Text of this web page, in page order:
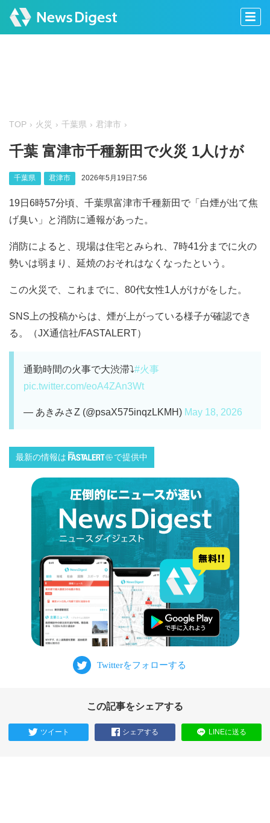
TOP 火災 千葉県 君津市
千葉 富津市千種新田で火災 1人けが
千葉県 君津市 2026年5月19日7:56
19日6時57分頃、千葉県富津市千種新田で「白煙が出て焦
げ臭い」と消防に通報があった。
消防によると、現場は住宅とみられ、7時41分までに火の
勢いは弱まり、延焼のおそれはなくなったという。
この火災で、これまでに、80代女性1人がけがをした。
SNS上の投稿からは、煙が上がっている様子が確認でき
る。（JX通信社/FASTALERT）
通勤時間の火事で大渋滞⤵#火事
pic.twitter.com/eoA4ZAn3Wt
— あきみさZ (@psaX575inqzLKMH) May 18, 2026
最新の情報は で提供中
この記事をシェアする
ツイート シェアする LINEに送る